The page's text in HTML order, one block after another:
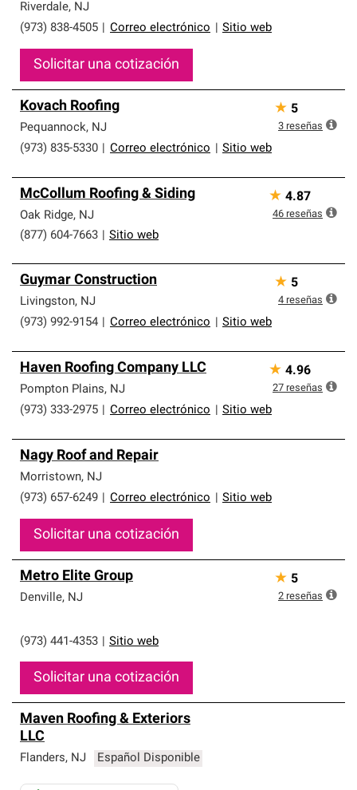
Riverdale, NJ
(973) 838-4505
Correo electrónico Sitio web
Solicitar una cotización
Kovach Roofing
Pequannock, NJ
(973) 835-5330
Correo electrónico Sitio web
★ 5
3 reseñas
McCollum Roofing & Siding
Oak Ridge, NJ
(877) 604-7663
Sitio web
★ 4.87
46 reseñas
Guymar Construction
Livingston, NJ
(973) 992-9154
Correo electrónico Sitio web
★ 5
4 reseñas
Haven Roofing Company LLC
Pompton Plains, NJ
(973) 333-2975
Correo electrónico Sitio web
★ 4.96
27 reseñas
Nagy Roof and Repair
Morristown, NJ
(973) 657-6249
Correo electrónico Sitio web
Solicitar una cotización
Metro Elite Group
Denville, NJ
(973) 441-4353 Sitio web
Solicitar una cotización
★ 5
2 reseñas
Maven Roofing & Exteriors
LLC
Flanders, NJ Español Disponible